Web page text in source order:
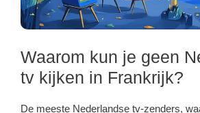
Waarom kun je geen
tv kijken in Frankrijk?
De meeste Nederlandse tv-zenders,